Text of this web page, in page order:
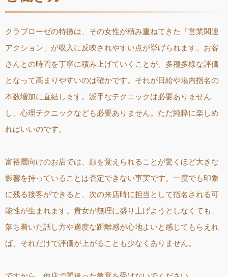
クラブローゼの特徴は、その女性が積み重ねてきた「営業関連
アクション」が収入に反映されやすい点が挙げられます。お客
さんとの時間を丁寧に積み上げていくことが、多種多様な評価
となって高まりやすいのは確かです。それが日給や場内指名の
本数増加に直結します。派手なテクニックは必要ありません
し、心理テクニックなども必要ありません。ただ純粋に楽しめ
ればいいのです。
富裕層向けのお店では、顔を覚えられることが驚くほど大きな
影響を持っていることは否定できない事実です。一度でも印象
に残る接客ができると、次の来店時に担当として指名される可
能性が生まれます。貴女が無理に盛り上げようとしなくても、
落ち着いた話し方や適度な距離感が心地よいと感じてもらえれ
ば、それだけで評価が上がることも少なくありません。